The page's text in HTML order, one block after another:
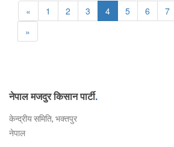
« 1 2 3 4 5 6 7
»
नेपाल मजदुर किसान पार्टी.
केन्द्रीय समिति, भक्तपुर
नेपाल